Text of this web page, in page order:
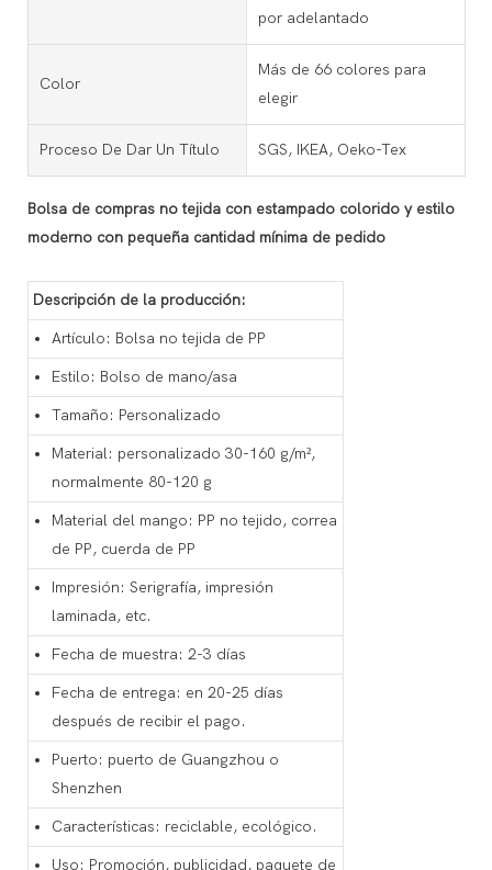
por adelantado
Color
Más de 66 colores para
elegir
Proceso De Dar Un Título SGS, IKEA, Oeko-Tex
Bolsa de compras no tejida con estampado colorido y estilo
moderno con pequeña cantidad mínima de pedido
Descripción de la producción:
Artículo: Bolsa no tejida de PP
Estilo: Bolso de mano/asa
Tamaño: Personalizado
Material: personalizado 30-160 g/m²,
normalmente 80-120 g
Material del mango: PP no tejido, correa
de PP, cuerda de PP
Impresión: Serigrafía, impresión
laminada, etc.
Fecha de muestra: 2-3 días
Fecha de entrega: en 20-25 días
después de recibir el pago.
Puerto: puerto de Guangzhou o
Shenzhen
Características: reciclable, ecológico.
Uso: Promoción, publicidad, paquete de